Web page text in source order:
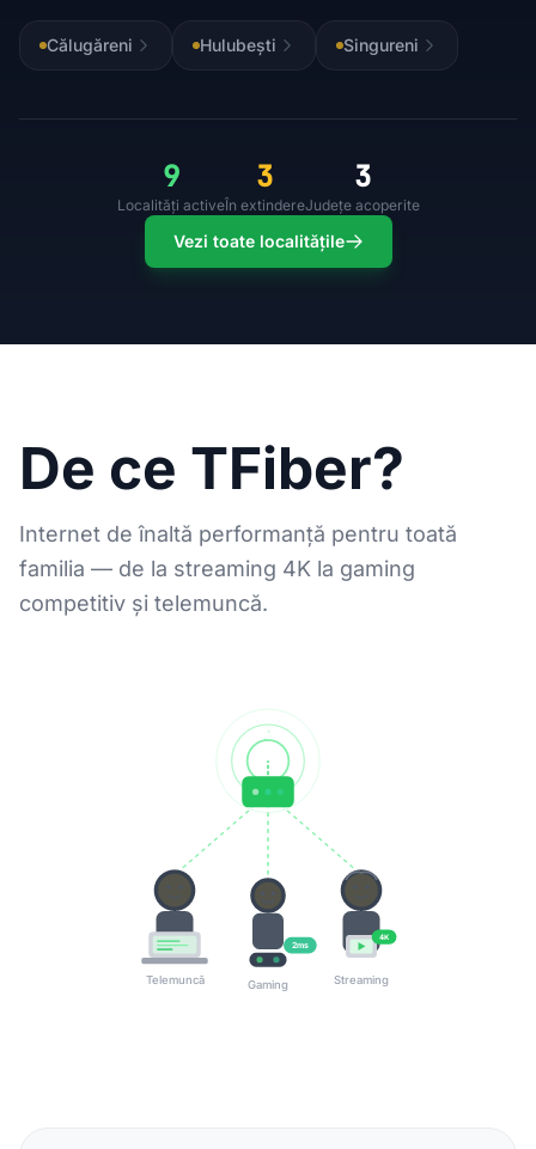
Călugăreni Hulubești Singureni
9
Localități active
3
În extindere
3
Județe acoperite
Vezi toate localitățile
De ce TFiber?
Internet de înaltă performanță pentru toată
familia — de la streaming 4K la gaming
competitiv și telemuncă.
Telemuncă
2ms
Gaming
4K
Streaming